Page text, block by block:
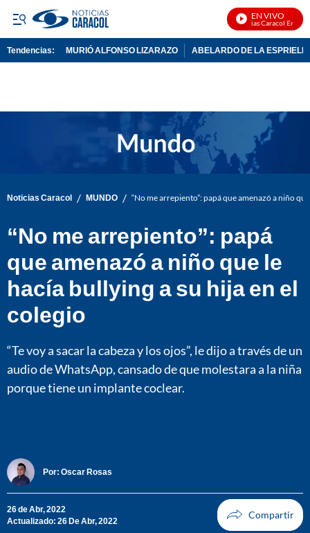
EN VIVO
Noticias Caracol En Vivo
Tendencias: MURIÓ ALFONSO LIZARAZO ABELARDO DE LA
Noticias Caracol / MUNDO / “No me arrepiento”: papá que amenazó a niño
“No me arrepiento”: papá
que amenazó a niño que le
hacía bullying a su hija en el
colegio
“Te voy a sacar la cabeza y los ojos”, le dijo a través de un
audio de WhatsApp, cansado de que molestara a la niña
porque tiene un implante coclear.
Por: Oscar Rosas
26 de Abr, 2022
Actualizado: 26 De Abr, 2022